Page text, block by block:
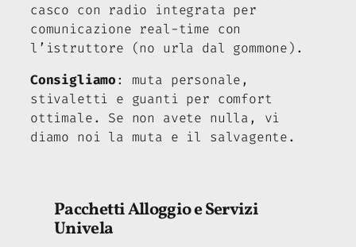
casco con radio integrata per
comunicazione real-time con
l’istruttore (no urla dal gommone).
Consigliamo: muta personale,
stivaletti e guanti per comfort
ottimale. Se non avete nulla, vi
diamo noi la muta e il salvagente.
Pacchetti Alloggio e Servizi
Univela